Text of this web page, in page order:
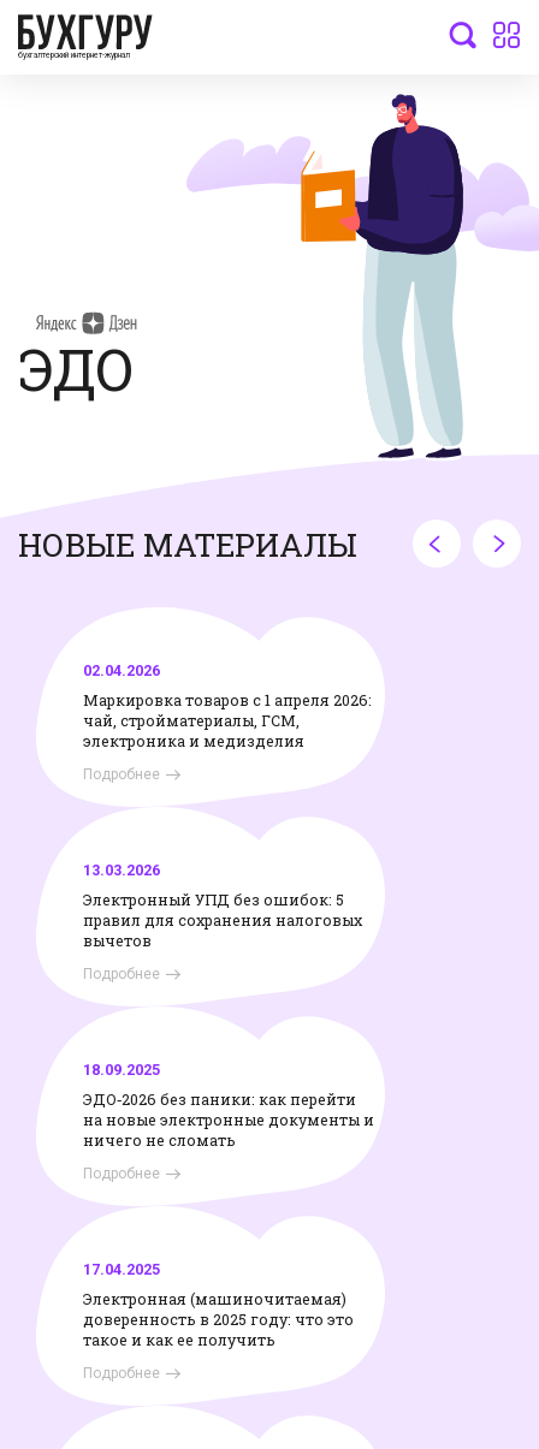
бухгалтерский интернет-журнал
ЭДО
НОВЫЕ МАТЕРИАЛЫ
02.04.2026
Маркировка товаров с 1 апреля 2026:
чай, стройматериалы, ГСМ,
электроника и медизделия
Подробнее
13.03.2026
Электронный УПД без ошибок: 5
правил для сохранения налоговых
вычетов
Подробнее
18.09.2025
ЭДО‑2026 без паники: как перейти
на новые электронные документы и
ничего не сломать
Подробнее
17.04.2025
Электронная (машиночитаемая)
доверенность в 2025 году: что это
такое и как ее получить
Подробнее